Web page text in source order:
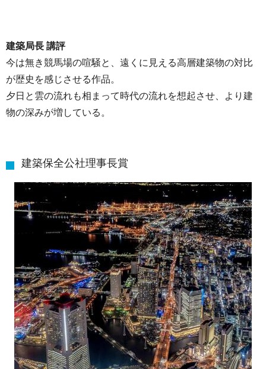
建築局長 講評
今は無き競馬場の喧騒と、遠くに見える高層建築物の対比
が歴史を感じさせる作品。
夕日と雲の流れも相まって時代の流れを想起させ、より建
物の深みが増している。
建築保全公社理事長賞